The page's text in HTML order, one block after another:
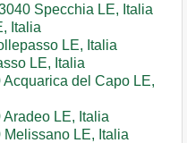
Specchia LE, Italia
Italia
LE, Italia
LE, Italia
del Capo LE,
LE, Italia
LE, Italia